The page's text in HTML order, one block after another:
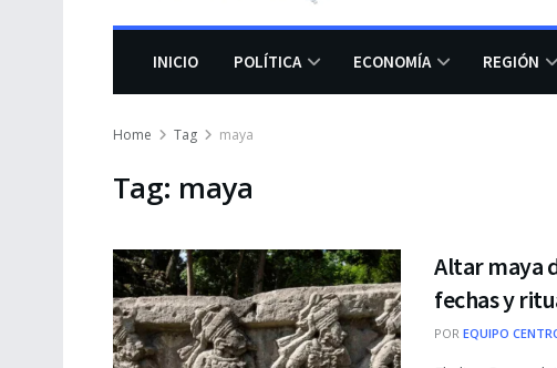
INICIO POLÍTICA ECONOMÍA REGIÓN
Home Tag maya
Tag: maya
Altar maya
fechas y
POR EQUIPO